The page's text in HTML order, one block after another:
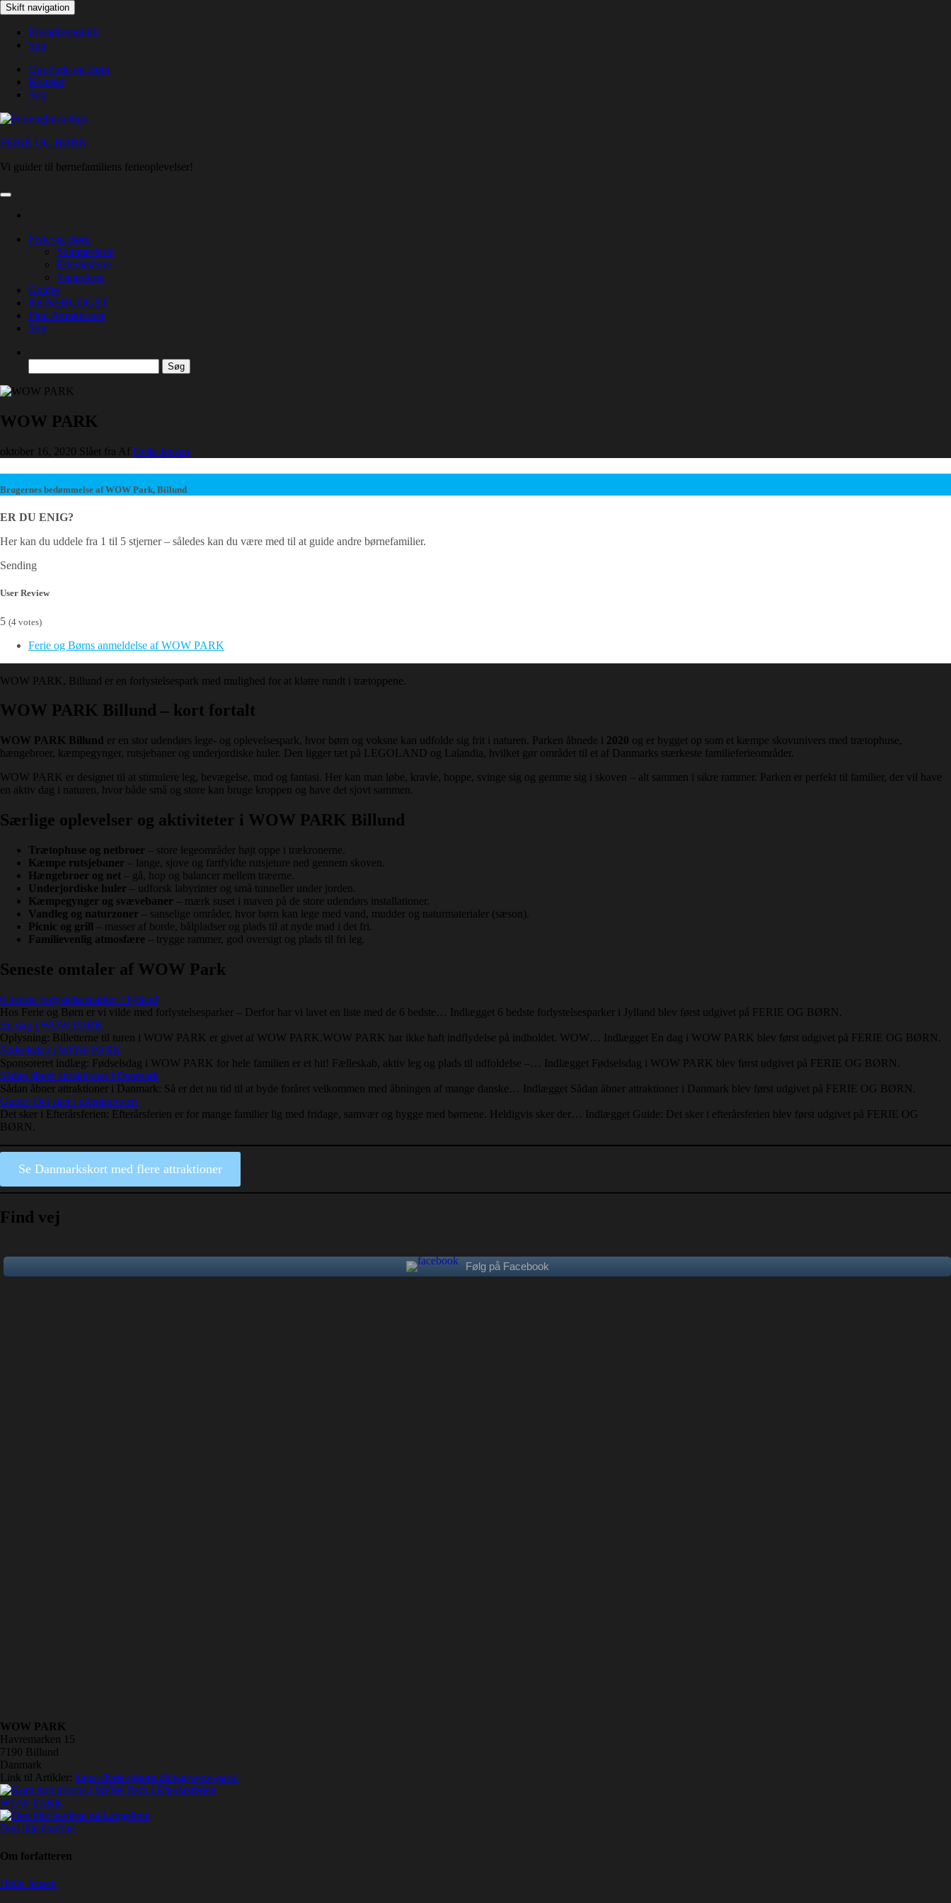
Skip
to
content
Skift navigation
Privatlivspolitik
Søg
Om Ferie og Børn
Kontakt
Søg
FERIE OG BØRN
Vi guider til børnefamiliens ferieoplevelser!
Ferie og Børn
Sommerferie
Efterårsferie
Vinterferie
Guides
REJSEBUDGET
Find Attraktioner
Søg
efter:
WOW PARK
oktober 16, 2020 Slået fra Af Helle Jensen
Brugernes bedømmelse af WOW Park, Billund
ER DU ENIG?
Her kan du uddele fra 1 til 5 stjerner – således kan du være med til at guide andre børnefamilier.
Sending
User Review
5 (4 votes)
Ferie og Børns anmeldelse af WOW PARK
WOW PARK, Billund er en forlystelsespark med mulighed for at klatre rundt i trætoppene.
WOW PARK Billund – kort fortalt
WOW PARK Billund er en stor udendørs lege- og oplevelsespark, hvor børn og voksne kan udfolde sig frit i naturen. Parken åbnede i 2020 og er bygget op som et kæmpe skovunivers med trætophuse,
hængebroer, kæmpegynger, rutsjebaner og underjordiske huler. Den ligger tæt på LEGOLAND og Lalandia, hvilket gør området til et af Danmarks stærkeste familieferieområder.
WOW PARK er designet til at stimulere leg, bevægelse, mod og fantasi. Her kan man løbe, kravle, hoppe, svinge sig og gemme sig i skoven – alt sammen i sikre rammer. Parken er perfekt til familier, der vil have
en aktiv dag i naturen, hvor både små og store kan bruge kroppen og have det sjovt sammen.
Særlige oplevelser og aktiviteter i WOW PARK Billund
Trætophuse og netbroer – store legeområder højt oppe i trækronerne.
Kæmpe rutsjebaner – lange, sjove og fartfyldte rutsjeture ned gennem skoven.
Hængebroer og net – gå, hop og balancer mellem træerne.
Underjordiske huler – udforsk labyrinter og små tunneller under jorden.
Kæmpegynger og svævebaner – mærk suset i maven på de store udendørs installationer.
Vandleg og naturzoner – sanselige områder, hvor børn kan lege med vand, mudder og naturmaterialer (sæson).
Picnic og grill – masser af borde, bålpladser og plads til at nyde mad i det fri.
Familievenlig atmosfære – trygge rammer, god oversigt og plads til fri leg.
Seneste omtaler af WOW Park
6 bedste forlystelsesparker i Jylland
Hos Ferie og Børn er vi vilde med forlystelsesparker – Derfor har vi lavet en liste med de 6 bedste… Indlægget 6 bedste forlystelsesparker i Jylland blev først udgivet på FERIE OG BØRN.
En dag i WOW PARK
Oplysning: Billetterne til turen i WOW PARK er givet af WOW PARK.WOW PARK har ikke haft indflydelse på indholdet. WOW… Indlægget En dag i WOW PARK blev først udgivet på FERIE OG BØRN.
Fødselsdag i WOW PARK
Sponsoreret indlæg: Fødselsdag i WOW PARK for hele familien er et hit! Fælleskab, aktiv leg og plads til udfoldelse –… Indlægget Fødselsdag i WOW PARK blev først udgivet på FERIE OG BØRN.
Sådan åbner attraktioner i Danmark
Sådan åbner attraktioner i Danmark: Så er det nu tid til at byde foråret velkommen med åbningen af mange danske… Indlægget Sådan åbner attraktioner i Danmark blev først udgivet på FERIE OG BØRN.
Guide: Det sker i efterårsferien
Det sker i Efterårsferien: Efterårsferien er for mange familier lig med fridage, samvær og hygge med børnene. Heldigvis sker der… Indlægget Guide: Det sker i efterårsferien blev først udgivet på FERIE OG
BØRN.
Se Danmarkskort med flere attraktioner
Find vej
Følg på Facebook
WOW PARK
Havremarken 15
7190 Billund
Danmark
Link til Artikler: https://ferieogborn.dk/tag/wow-park/
WOW PARK
Den lille havfrue
Om forfatteren
Helle Jensen